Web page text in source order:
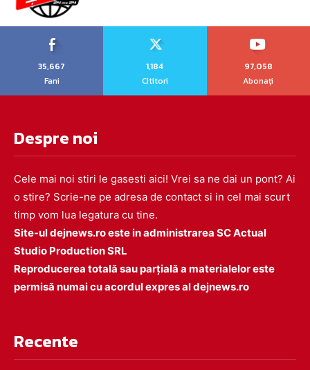
35,667
Fani
1,184
Cititori
97,058
Abonați
Despre noi
Cele mai noi stiri le gasesti aici! Vrei sa ne dai un pont? Ai
o stire? Scrie-ne pe adresa de contact si in cel mai scurt
timp vom lua legatura cu tine.
Site-ul dejnews.ro este in administrarea SC Actual
Studio Production SRL
Reproducerea totală sau parțială a materialelor este
permisă numai cu acordul expres al dejnews.ro
Recente